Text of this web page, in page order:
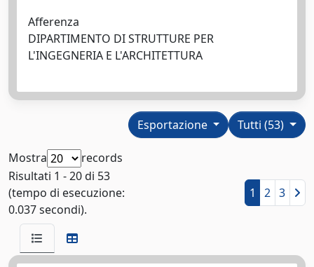
Afferenza
DIPARTIMENTO DI STRUTTURE PER
L'INGEGNERIA E L'ARCHITETTURA
Tutti (53)
Esportazione
Mostra
records
Risultati 1 - 20 di 53
(tempo di esecuzione:
0.037 secondi).
1 2 3